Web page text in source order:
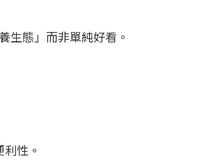
生態」而非單純好看。
性。